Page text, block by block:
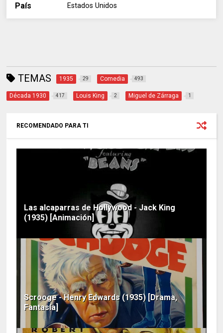
País Estados Unidos
TEMAS 1935 29 Comedia 493
Década 1930 417 Louis King 2 Miguel de Zárraga 1
RECOMENDADO PARA TI
Las alcaparras de Hollywood - Jack King
(1935) [Animación]
Scrooge - Henry Edwards (1935) [Drama,
Fantasía]